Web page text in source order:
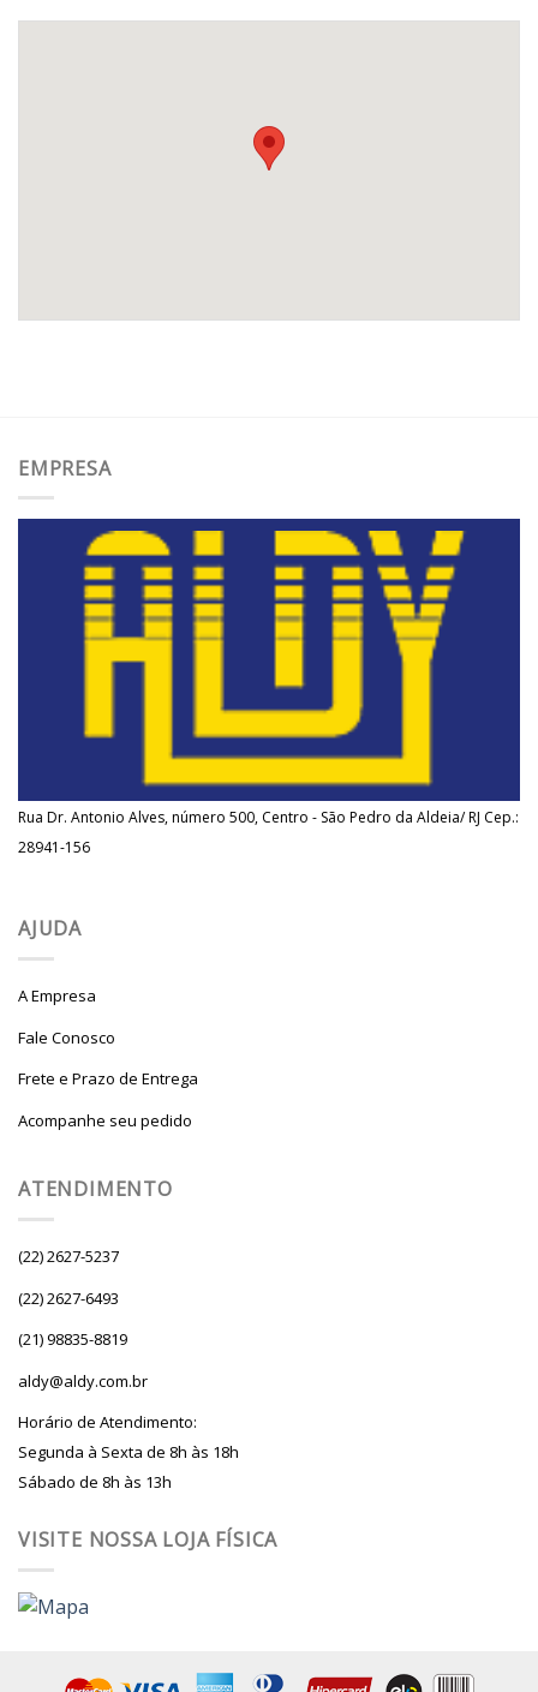
EMPRESA
Rua Dr. Antonio Alves, número 500, Centro - São Pedro da Aldeia/ RJ Cep.:
28941-156
AJUDA
A Empresa
Fale Conosco
Frete e Prazo de Entrega
Acompanhe seu pedido
ATENDIMENTO
(22) 2627-5237
(22) 2627-6493
(21) 98835-8819
aldy@aldy.com.br
Horário de Atendimento:
Segunda à Sexta de 8h às 18h
Sábado de 8h às 13h
VISITE NOSSA LOJA FÍSICA